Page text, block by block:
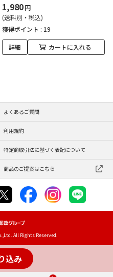
込み
1,980円
(送料別・税込)
獲得ポイント : 19
詳細 カートに入れる
よくあるご質問
利用規約
特定商取引法に基づく表記について
商品のご提案はこちら
All Rights Reserved.